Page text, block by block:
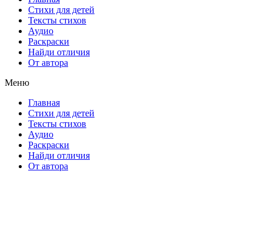
Стихи для детей
Тексты стихов
Аудио
Раскраски
Найди отличия
От автора
Меню
Главная
Стихи для детей
Тексты стихов
Аудио
Раскраски
Найди отличия
От автора